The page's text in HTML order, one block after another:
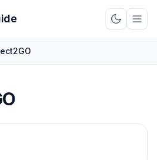
Schakel